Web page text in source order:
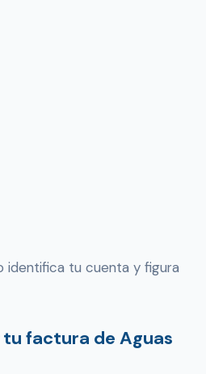
identifica tu cuenta y figura
factura de Aguas